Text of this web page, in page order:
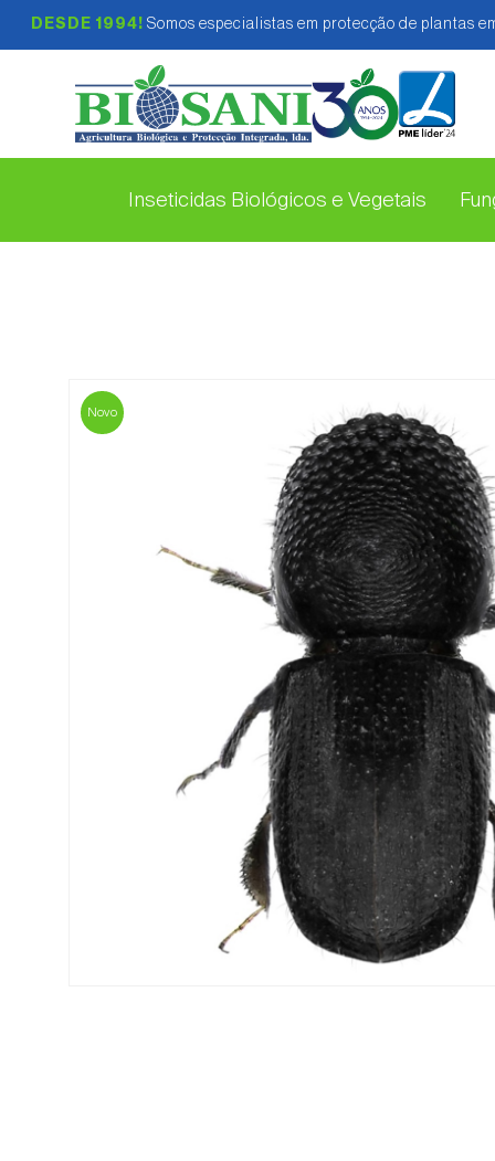
DESDE 1994! Somos especialistas em protecção de plantas
Inseticidas Biológicos e Vegetais
Novo